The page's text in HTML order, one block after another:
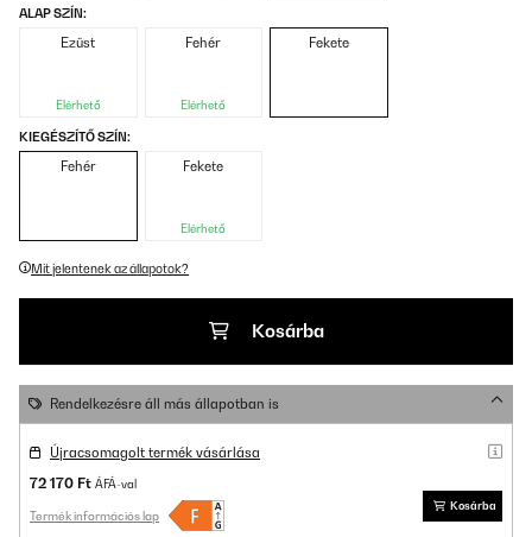
ALAP SZÍN:
Ezüst
Elérhető
Fehér
Elérhető
Fekete
KIEGÉSZÍTŐ SZÍN:
Fehér Fekete
Elérhető
Mit jelentenek az állapotok?
Kosárba
Rendelkezésre áll más állapotban is
Újracsomagolt termék vásárlása
72 170 Ft ÁFÁ-val
Termék információs lap
Kosárba